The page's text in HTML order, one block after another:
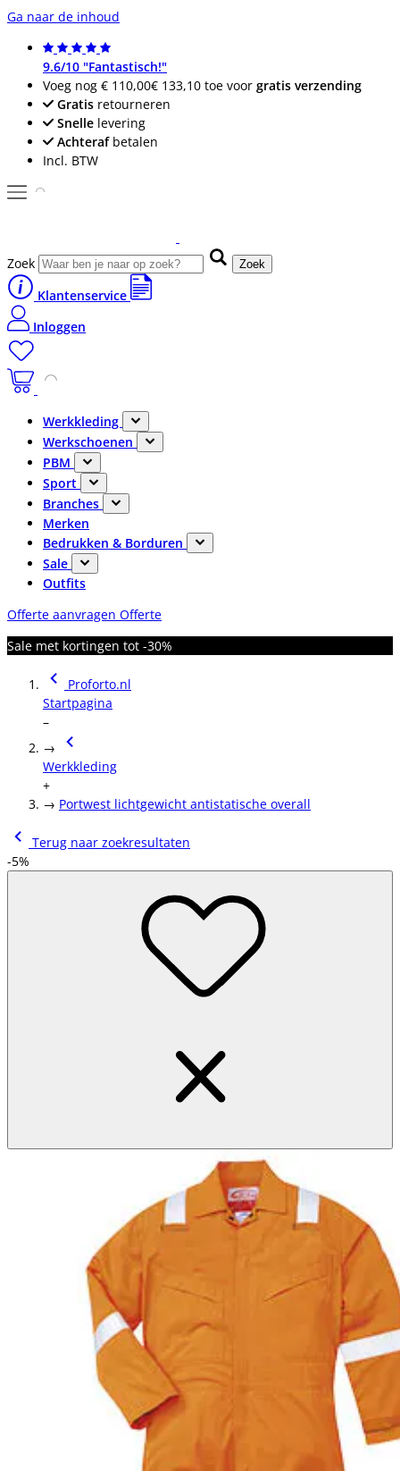
Ga naar de inhoud
9.6/10 "Fantastisch!"
Voeg nog € 110,00€ 133,10 toe voor gratis verzending
Gratis retourneren
Snelle levering
Achterafbetalen
Incl. BTW
Zoek Zoek
Klantenservice
Inloggen
Werkkleding
Werkschoenen
PBM
Sport
Branches
Merken
Bedrukken & Borduren
Sale
Outfits
Offerte aanvragen Offerte
Sale met kortingen tot -30%
Proforto.nl
Startpagina
–
→
Werkkleding
+
→ Portwest lichtgewicht antistatische overall
Terug naar zoekresultaten
-5%